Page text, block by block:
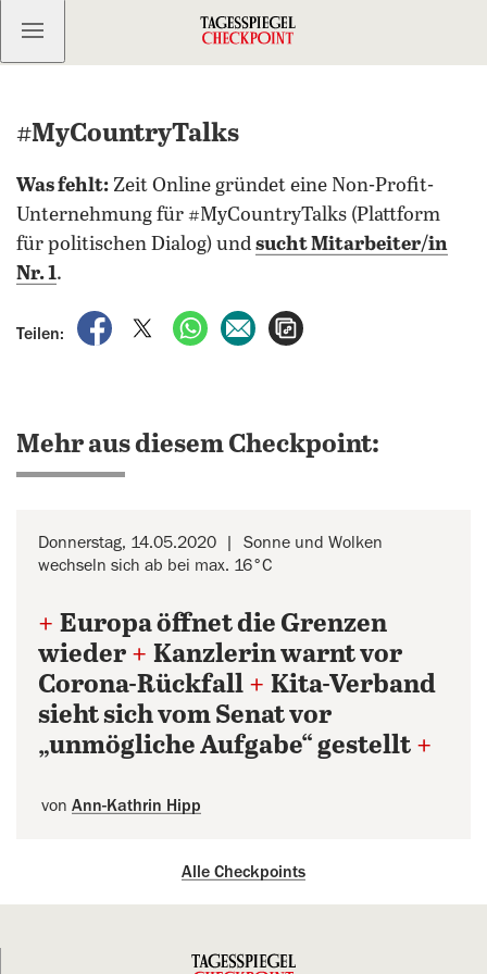
Kostenlos anmelden
#MyCountryTalks
Was fehlt: Zeit Online gründet eine Non-Profit-
Unternehmung für #MyCountryTalks (Plattform
für politischen Dialog) und sucht Mitarbeiter/in
Nr. 1.
Teilen:
auf Facebook teilen
auf X teilenper WhatsApp teilen
per E-Mail teilen
Mehr aus diesem Checkpoint:
Donnerstag, 14.05.2020
Sonne und Wolken
wechseln sich ab bei max. 16°C
+ Europa öffnet die Grenzen
wieder + Kanzlerin warnt vor
Corona-Rückfall + Kita-Verband
sieht sich vom Senat vor
„unmögliche Aufgabe“ gestellt +
von Ann-Kathrin Hipp
Alle Checkpoints